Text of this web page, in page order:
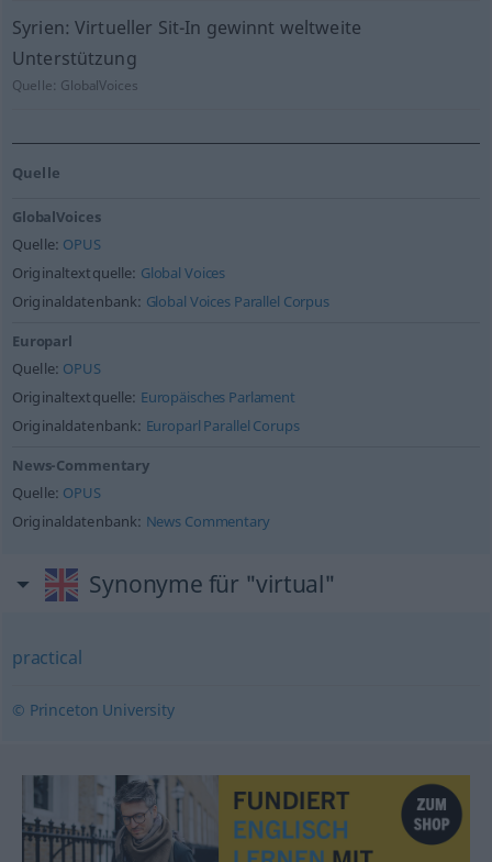
Syrien: Virtueller Sit-In gewinnt weltweite
Unterstützung
Quelle: GlobalVoices
Quelle
GlobalVoices
Quelle: OPUS
Originaltextquelle: Global Voices
Originaldatenbank: Global Voices Parallel Corpus
Europarl
Quelle: OPUS
Originaltextquelle: Europäisches Parlament
Originaldatenbank: Europarl Parallel Corups
News-Commentary
Quelle: OPUS
Originaldatenbank: News Commentary
Synonyme für "virtual"
practical
© Princeton University